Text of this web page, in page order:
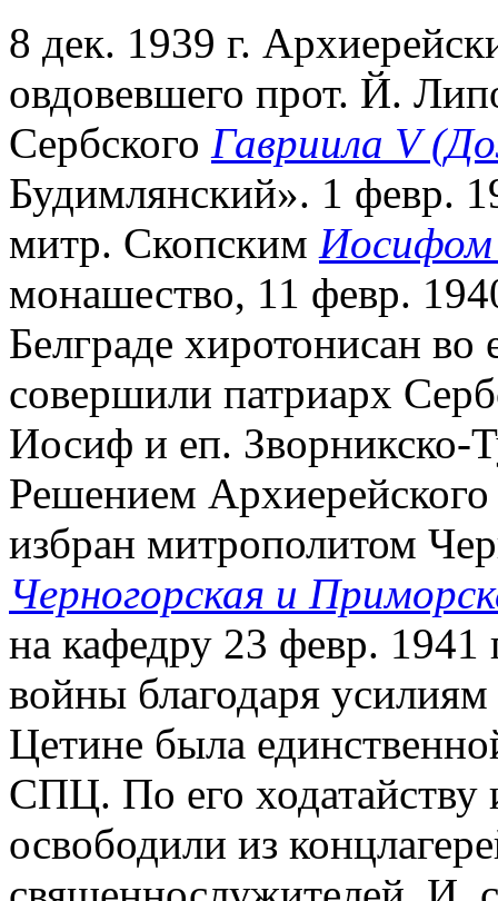
8 дек. 1939 г.
овдовевшего прот. Й.
Сербского Гавриила V
Будимлянский». 1 февр.
митр. Скопским Иосифом
монашество, 11 февр.
Белграде хиротонисан
совершили патриарх
Иосиф и еп. Зворникско-
Решением
избран митрополитом
Черногорская и
на кафедру 23 февр.
войны благодаря
Цетине была
СПЦ. По его ходатайству
освободили из